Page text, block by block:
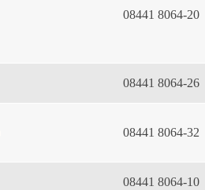
08441 8064-20
08441 8064-26
08441 8064-32
08441 8064-10